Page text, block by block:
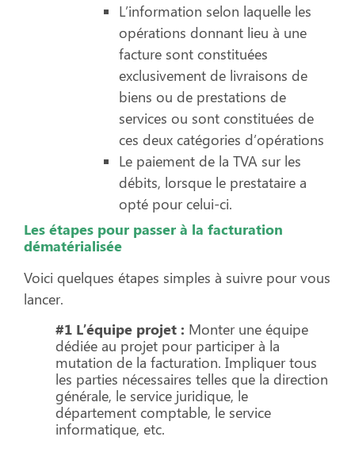
L’information selon laquelle les
opérations donnant lieu à une
facture sont constituées
exclusivement de livraisons de
biens ou de prestations de
services ou sont constituées de
ces deux catégories d’opérations
Le paiement de la TVA sur les
débits, lorsque le prestataire a
opté pour celui-ci.
Les étapes pour passer à la facturation
dématérialisée
Voici quelques étapes simples à suivre pour vous
lancer.
#1 L’équipe projet : Monter une équipe
dédiée au projet pour participer à la
mutation de la facturation. Impliquer tous
les parties nécessaires telles que la direction
générale, le service juridique, le
département comptable, le service
informatique, etc.